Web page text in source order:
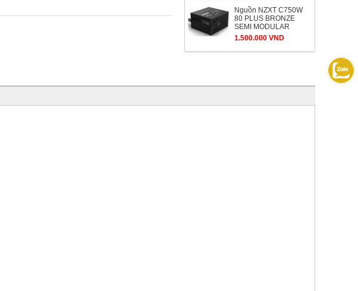
Nguồn NZXT C750W
80 PLUS BRONZE
SEMI MODULAR
1.500.000 VND